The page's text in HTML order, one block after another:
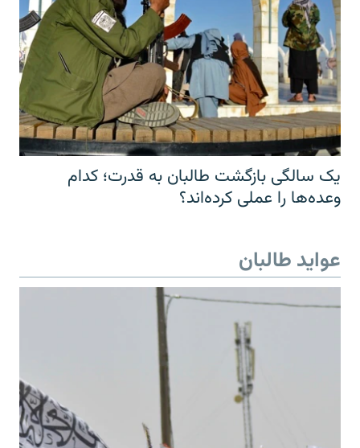
یک سالگی بازگشت طالبان به قدرت؛ کدام
وعده‌ها را عملی کرده‌اند؟
عواید طالبان